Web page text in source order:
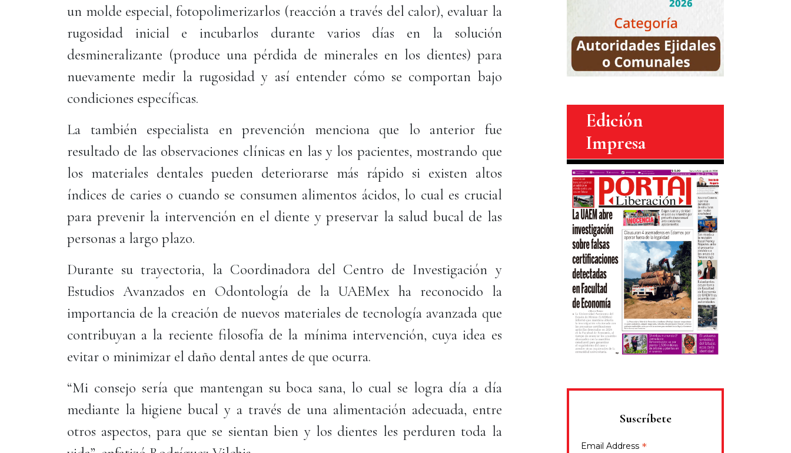
un molde especial, fotopolimerizarlos (reacción a través del calor), evaluar la
rugosidad inicial e incubarlos durante varios días en la solución
desmineralizante (produce una pérdida de minerales en los dientes) para
nuevamente medir la rugosidad y así entender cómo se comportan bajo
condiciones específicas.
La también especialista en prevención menciona que lo anterior fue
resultado de las observaciones clínicas en las y los pacientes, mostrando que
los materiales dentales pueden deteriorarse más rápido si existen altos
índices de caries o cuando se consumen alimentos ácidos, lo cual es crucial
para prevenir la intervención en el diente y preservar la salud bucal de las
personas a largo plazo.
Durante su trayectoria, la Coordinadora del Centro de Investigación y
Estudios Avanzados en Odontología de la UAEMex ha reconocido la
importancia de la creación de nuevos materiales de tecnología avanzada que
contribuyan a la reciente filosofía de la mínima intervención, cuya idea es
evitar o minimizar el daño dental antes de que ocurra.
“Mi consejo sería que mantengan su boca sana, lo cual se logra día a día
mediante la higiene bucal y a través de una alimentación adecuada, entre
otros aspectos, para que se sientan bien y los dientes les perduren toda la
Edición
Impresa
Suscríbete
Email Address *